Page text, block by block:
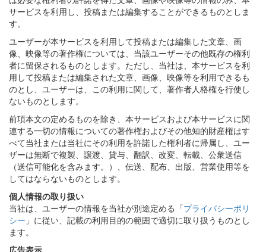
サービスを利用し、投稿または編集することができるものとしま
す。
ユーザーが本サービスを利用して投稿または編集した文章、画
像、映像等の著作権については、当該ユーザーその他既存の権利
者に留保されるものとします。ただし、当社は、本サービスを利
用して投稿または編集された文章、画像、映像等を利用できるも
のとし、ユーザーは、この利用に関して、著作者人格権を行使し
ないものとします。
前項本文の定めるものを除き、本サービスおよび本サービスに関
連する一切の情報についての著作権およびその他知的財産権はす
べて当社または当社にその利用を許諾した権利者に帰属し、ユー
ザーは無断で複製、譲渡、貸与、翻訳、改変、転載、公衆送信
（送信可能化を含みます。）、伝送、配布、出版、営業使用等を
してはならないものとします。
個人情報の取り扱い
当社は、ユーザーの情報を当社が別途定める「プライバシーポリ
シー 」に従い、記載の利用目的の範囲で適切に取り扱うものとし
ます。
広告表示